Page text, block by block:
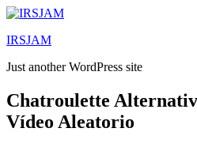
Lewati
konten
IRSJAM
Just another WordPress site
Chatroulette
Vídeo Aleatorio